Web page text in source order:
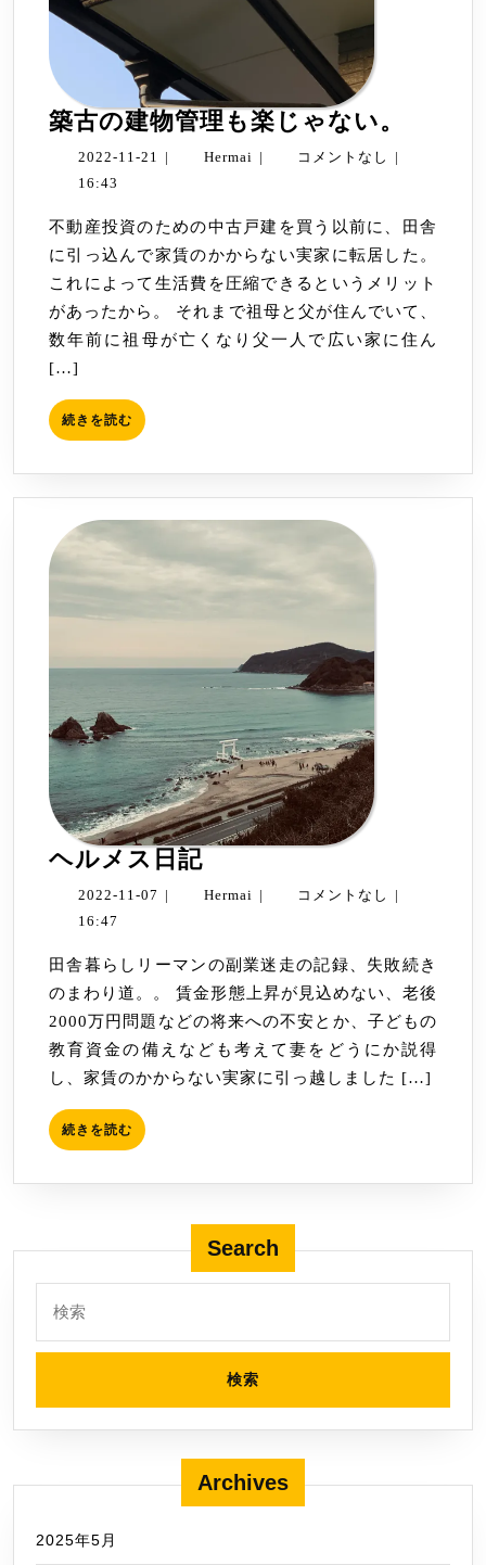
築古の建物管理も楽じゃない。
物
管
理
も
楽
2022-11-21
2022-
| Hermai Hermai
| コメントなし
|
16:43
不動産投資のための中古戸建を買う以前に、田舎
に引っ込んで家賃のかからない実家に転居した。
これによって生活費を圧縮できるというメリット
があったから。 それまで祖母と父が住んでいて、
数年前に祖母が亡くなり父一人で広い家に住ん
[…]
続きを読む 続
き
読
む
ヘルメス日記ヘ
ル
日
記
2022-11-07 2022-
| Hermai Hermai
| コメントなし
|
16:47
田舎暮らしリーマンの副業迷走の記録、失敗続き
のまわり道。。 賃金形態上昇が見込めない、老後
2000万円問題などの将来への不安とか、子どもの
教育資金の備えなども考えて妻をどうにか説得
し、家賃のかからない実家に引っ越しました […]
続きを読む 続
き
読
Search
索:
Archives
2025年5月